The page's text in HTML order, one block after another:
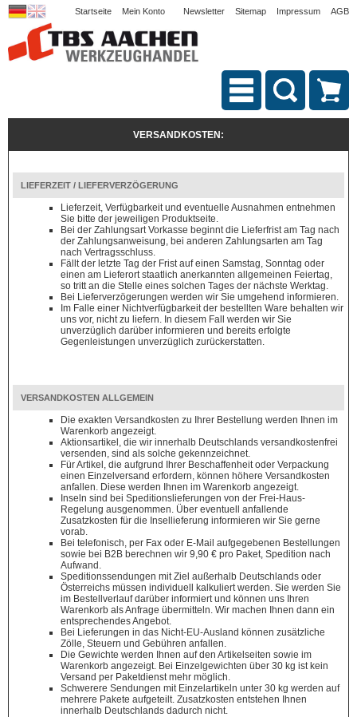
Startseite Mein Konto Newsletter Sitemap Impressum AGB
VERSANDKOSTEN:
LIEFERZEIT / LIEFERVERZÖGERUNG
Lieferzeit, Verfügbarkeit und eventuelle Ausnahmen entnehmen
Sie bitte der jeweiligen Produktseite.
Bei der Zahlungsart Vorkasse beginnt die Lieferfrist am Tag nach
der Zahlungsanweisung, bei anderen Zahlungsarten am Tag
nach Vertragsschluss.
Fällt der letzte Tag der Frist auf einen Samstag, Sonntag oder
einen am Lieferort staatlich anerkannten allgemeinen Feiertag,
so tritt an die Stelle eines solchen Tages der nächste Werktag.
Bei Lieferverzögerungen werden wir Sie umgehend informieren.
Im Falle einer Nichtverfügbarkeit der bestellten Ware behalten wir
uns vor, nicht zu liefern. In diesem Fall werden wir Sie
unverzüglich darüber informieren und bereits erfolgte
Gegenleistungen unverzüglich zurückerstatten.
VERSANDKOSTEN ALLGEMEIN
Die exakten Versandkosten zu Ihrer Bestellung werden Ihnen im
Warenkorb angezeigt.
Aktionsartikel, die wir innerhalb Deutschlands versandkostenfrei
versenden, sind als solche gekennzeichnet.
Für Artikel, die aufgrund Ihrer Beschaffenheit oder Verpackung
einen Einzelversand erfordern, können höhere Versandkosten
anfallen. Diese werden Ihnen im Warenkorb angezeigt.
Inseln sind bei Speditionslieferungen von der Frei-Haus-
Regelung ausgenommen. Über eventuell anfallende
Zusatzkosten für die Insellieferung informieren wir Sie gerne
vorab.
Bei telefonisch, per Fax oder E-Mail aufgegebenen Bestellungen
sowie bei B2B berechnen wir 9,90 € pro Paket, Spedition nach
Aufwand.
Speditionssendungen mit Ziel außerhalb Deutschlands oder
Österreichs müssen individuell kalkuliert werden. Sie werden Sie
im Bestellverlauf darüber informiert und können uns Ihren
Warenkorb als Anfrage übermitteln. Wir machen Ihnen dann ein
entsprechendes Angebot.
Bei Lieferungen in das Nicht-EU-Ausland können zusätzliche
Zölle, Steuern und Gebühren anfallen.
Die Gewichte werden Ihnen auf den Artikelseiten sowie im
Warenkorb angezeigt. Bei Einzelgewichten über 30 kg ist kein
Versand per Paketdienst mehr möglich.
Schwerere Sendungen mit Einzelartikeln unter 30 kg werden auf
mehrere Pakete aufgeteilt. Zusatzkosten entstehen Ihnen
innerhalb Deutschlands dadurch nicht.